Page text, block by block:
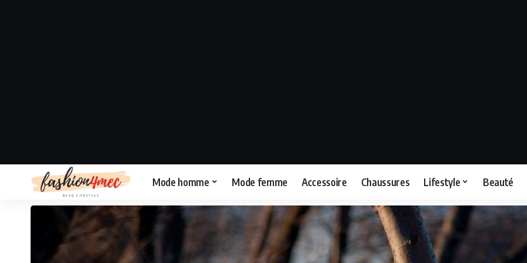
Mode homme Mode femme Accessoire Chaussures Lifestyle Beauté